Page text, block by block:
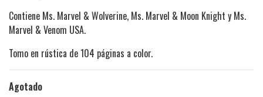
Contiene Ms. Marvel & Wolverine, Ms. Marvel & Moon Knight y Ms.
Marvel & Venom USA.
Tomo en rústica de 104 páginas a color.
Agotado